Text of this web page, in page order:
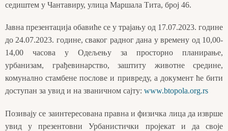
седиштем у Чантавиру, улица Маршала Тита, број 46.
Јавна презентација обавиће се у трајању од 17.07.2023. године
до 24.07.2023. године, сваког радног дана у времену од 10,00-
14,00 часова у Одељењу за просторно планирање,
урбанизам, грађевинарство, заштиту животне средине,
комунално стамбене послове и привреду, а документ ће бити
доступан за увид и на званичном сајту: www.btopola.org.rs
Позивају се заинтересована правна и физичка лица да изврше
увид у презентовни Урбанистички пројекат и да своје